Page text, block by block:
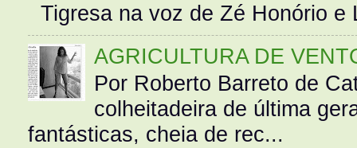
Tigresa na voz de Zé Honório
AGRICULTURA DE
Por Roberto Barreto de
colheitadeira de última
fantásticas, cheia de rec...